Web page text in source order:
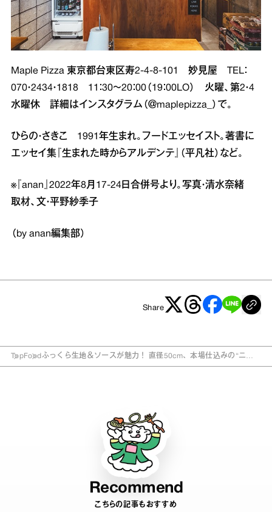
Maple Pizza 東京都台東区寿2‐4‐8‐101 妙見屋 TEL：
070・2434・1818 11：30～20：00（19：00LO） 火曜、第2・4
水曜休 詳細はインスタグラム（＠maplepizza_）で。
ひらの・さきこ 1991年生まれ。フードエッセイスト。著書に
エッセイ集『生まれた時からアルデンテ』（平凡社）など。
※『anan』2022年8月17‐24日合併号より。写真・清水奈緒
取材、文・平野紗季子
（by anan編集部）
Share
TopFoodふっくら生地＆ソースが魅力！ 直径50cm、本場仕込みの“ニュ
Recommend
こちらの記事もおすすめ